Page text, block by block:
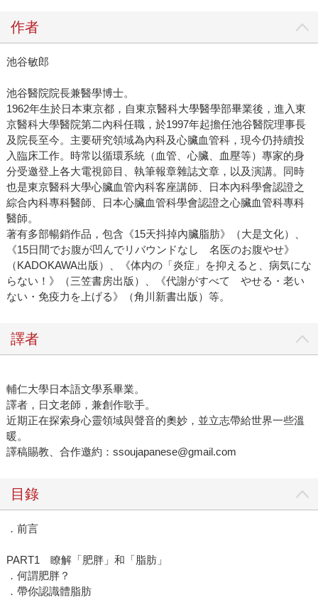
作者
池谷敏郎
池谷醫院院長兼醫學博士。
1962年生於日本東京都，自東京醫科大學醫學部畢業後，進入東
京醫科大學醫院第二內科任職，於1997年起擔任池谷醫院理事長
及院長至今。主要研究領域為內科及心臟血管科，現今仍持續投
入臨床工作。時常以循環系統（血管、心臟、血壓等）專家的身
分受邀登上各大電視節目、執筆報章雜誌文章，以及演講。同時
也是東京醫科大學心臟血管內科客座講師、日本內科學會認證之
綜合內科專科醫師、日本心臟血管科學會認證之心臟血管科專科
醫師。
著有多部暢銷作品，包含《15天抖掉內臟脂肪》（大是文化）、
《15日間でお腹が凹んでリバウンドなし 名医のお腹やせ》
（KADOKAWA出版）、《体内の「炎症」を抑えると、病気にな
らない！》（三笠書房出版）、《代謝がすべて やせる・老い
ない・免疫力を上げる》（角川新書出版）等。
譯者
輔仁大學日本語文學系畢業。
譯者，日文老師，兼創作歌手。
近期正在探索身心靈領域與聲音的奧妙，並立志帶給世界一些溫
暖。
譯稿賜教、合作邀約：ssoujapanese@gmail.com
目錄
．前言
PART1 瞭解「肥胖」和「脂肪」
．何謂肥胖？
．帶你認識體脂肪